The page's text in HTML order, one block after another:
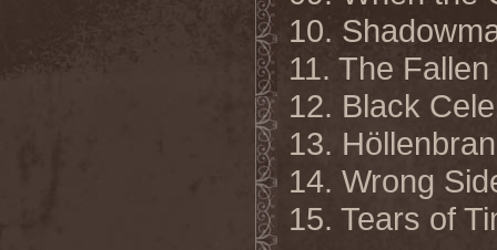
10.
11. The Fallen
12. Black
13.
14. Wrong
15. Tears of